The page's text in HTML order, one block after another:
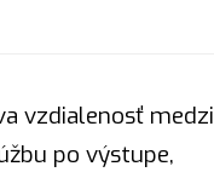
vzdialenosť medzi
po výstupe,